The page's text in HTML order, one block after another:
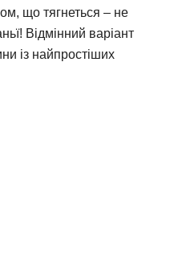
що тягнеться – не
Відмінний варіант
із найпростіших